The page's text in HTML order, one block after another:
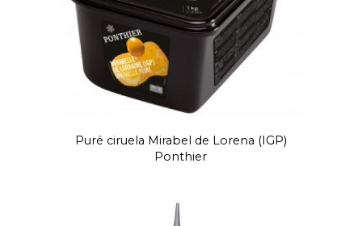
Puré ciruela Mirabel de Lorena (IGP)
Ponthier